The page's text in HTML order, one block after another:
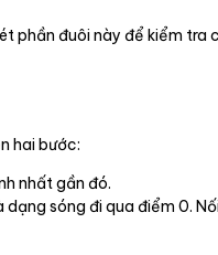
phần đuôi này để kiểm
hai bước:
nhất gần đó.
sóng đi qua điểm 0.